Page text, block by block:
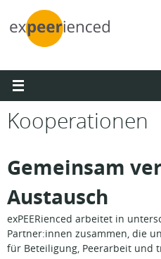
Inhalt
springen
Kooperationen
Gemeinsam
Austausch
exPEERienced arbeitet in
Partner:innen zusammen, die
für Beteiligung, Peerarbeit und